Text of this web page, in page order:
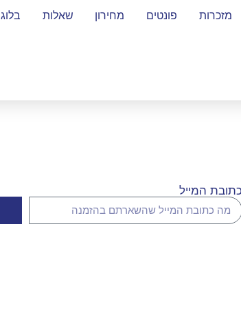
מזכרות פונטים מחירון שאלות בלוג
כתובת המייל